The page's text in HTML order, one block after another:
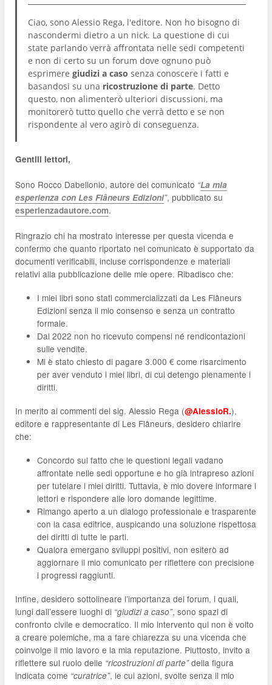
Ciao, sono Alessio Rega, l'editore. Non ho bisogno di
nascondermi dietro a un nick. La questione di cui
state parlando verrà affrontata nelle sedi competenti
e non di certo su un forum dove ognuno può
esprimere giudizi a caso senza conoscere i fatti e
basandosi su una ricostruzione di parte. Detto
questo, non alimenterò ulteriori discussioni, ma
monitorerò tutto quello che verrà detto e se non
rispondente al vero agirò di conseguenza.
Gentili lettori,
Sono Rocco Dabellonio, autore del comunicato “La mia
esperienza con Les Flâneurs Edizioni”, pubblicato su
esperienzadautore.com.
Ringrazio chi ha mostrato interesse per questa vicenda e
confermo che quanto riportato nel comunicato è supportato da
documenti verificabili, incluse corrispondenze e materiali
relativi alla pubblicazione delle mie opere. Ribadisco che:
I miei libri sono stati commercializzati da Les Flâneurs
Edizioni senza il mio consenso e senza un contratto
formale.
Dal 2022 non ho ricevuto compensi né rendicontazioni
sulle vendite.
Mi è stato chiesto di pagare 3.000 € come risarcimento
per aver venduto i miei libri, di cui detengo pienamente i
diritti.
In merito ai commenti del sig. Alessio Rega (@AlessioR.),
editore e rappresentante di Les Flâneurs, desidero chiarire
che:
Concordo sul fatto che le questioni legali vadano
affrontate nelle sedi opportune e ho già intrapreso azioni
per tutelare i miei diritti. Tuttavia, è mio dovere informare i
lettori e rispondere alle loro domande legittime.
Rimango aperto a un dialogo professionale e trasparente
con la casa editrice, auspicando una soluzione rispettosa
dei diritti di tutte le parti.
Qualora emergano sviluppi positivi, non esiterò ad
aggiornare il mio comunicato per riflettere con precisione
i progressi raggiunti.
Infine, desidero sottolineare l’importanza dei forum, i quali,
lungi dall’essere luoghi di “giudizi a caso”, sono spazi di
confronto civile e democratico. Il mio intervento qui non è volto
a creare polemiche, ma a fare chiarezza su una vicenda che
coinvolge il mio lavoro e la mia reputazione. Piuttosto, invito a
riflettere sul ruolo delle “ricostruzioni di parte”della figura
indicata come “curatrice”, le cui azioni, svolte senza il mio